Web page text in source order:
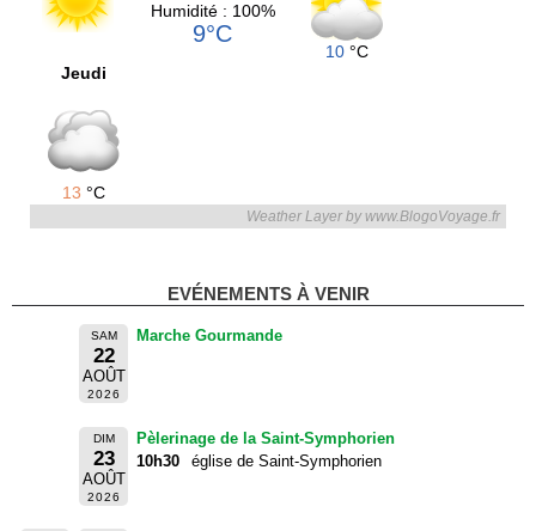
Humidité : 100%
9°C
10 °C
Jeudi
13 °C
Weather Layer by www.BlogoVoyage.fr
EVÉNEMENTS À VENIR
SAM
22
AOÛT
2026
Marche Gourmande
DIM
23
AOÛT
2026
Pèlerinage de la Saint-Symphorien
10h30
église de Saint-Symphorien